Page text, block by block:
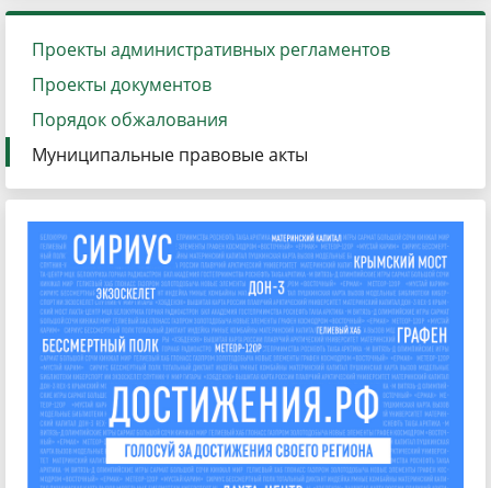
Проекты административных регламентов
Проекты документов
Порядок обжалования
Муниципальные правовые акты